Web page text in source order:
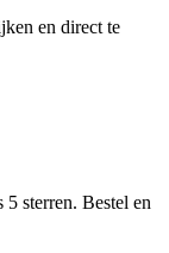
en direct te
sterren. Bestel en